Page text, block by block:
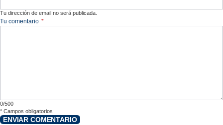
Tu dirección de email no será publicada.
Tu comentario *
0/500
* Campos obligatorios
ENVIAR COMENTARIO